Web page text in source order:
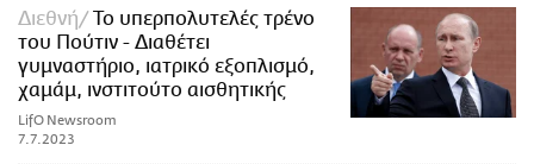
Διεθνή
Το υπερπολυτελές τρένο
του Πούτιν - Διαθέτει
γυμναστήριο, ιατρικό εξοπλισμό,
χαμάμ, ινστιτούτο αισθητικής
LifO Newsroom
7.7.2023